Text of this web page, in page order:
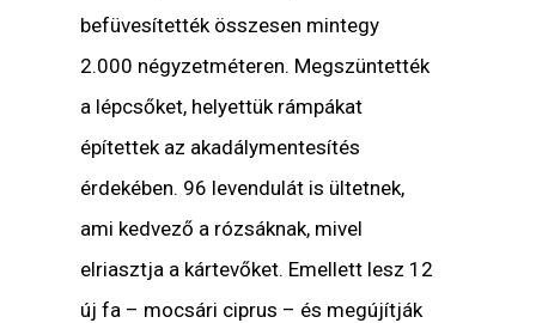
befüvesítették összesen mintegy
2.000 négyzetméteren. Megszüntették
a lépcsőket, helyettük rámpákat
építettek az akadálymentesítés
érdekében. 96 levendulát is ültetnek,
ami kedvező a rózsáknak, mivel
elriasztja a kártevőket. Emellett lesz 12
új fa – mocsári ciprus – és megújítják